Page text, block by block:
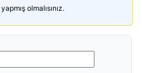
olmalısınız.